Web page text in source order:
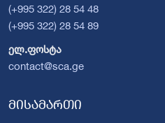
(+995 322) 28 54 48
(+995 322) 28 54 89
ელ.ფოსტა
contact@sca.ge
მისამართი